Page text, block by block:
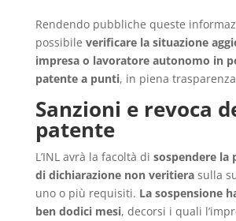
Rendendo pubbliche queste
possibile verificare la situazione
impresa o lavoratore autonomo in
patente a punti, in piena
Sanzioni e revoca
patente
L’INL avrà la facoltà di sospendere la
di dichiarazione non veritierasulla
uno o più requisiti. La sospensione
ben dodici mesi, decorsi i quali